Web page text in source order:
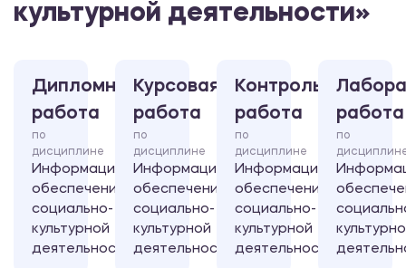
культурной деятельности»
Дипломная
работа
по
дисциплине
Информационное
обеспечение
социально-
культурной
деятельности
Курсовая
работа
по
дисциплине
Информационное
обеспечение
социально-
культурной
деятельности
Контрольная
работа
по
дисциплине
Информационное
обеспечение
социально-
культурной
деятельности
работа
по